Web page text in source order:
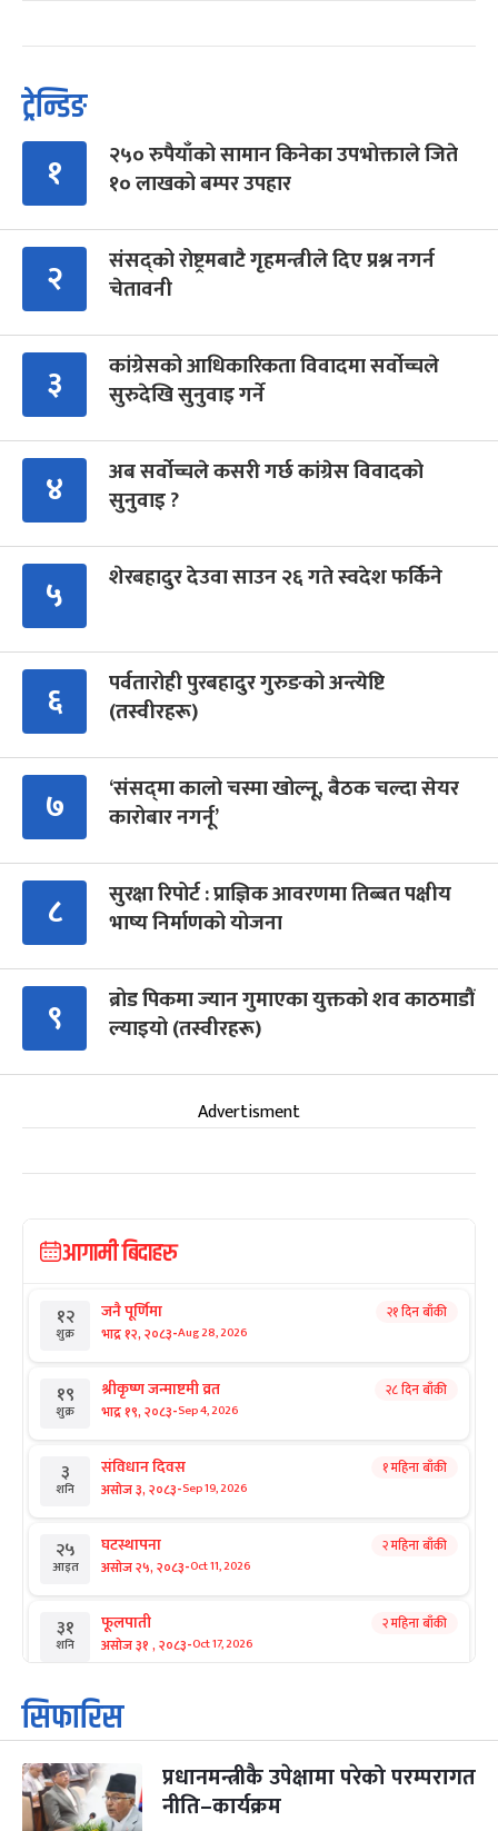
ट्रेन्डिङ
१
२५० रुपैयाँको सामान किनेका उपभोक्ताले जिते
१० लाखको बम्पर उपहार
२
संसद्को रोष्ट्रमबाटै गृहमन्त्रीले दिए प्रश्न नगर्न
चेतावनी
३
कांग्रेसको आधिकारिकता विवादमा सर्वोच्चले
सुरुदेखि सुनुवाइ गर्ने
४
अब सर्वोच्चले कसरी गर्छ कांग्रेस विवादको
सुनुवाइ ?
५ शेरबहादुर देउवा साउन २६ गते स्वदेश फर्किने
६
पर्वतारोही पुरबहादुर गुरुङको अन्त्येष्टि
(तस्वीरहरू)
७
‘संसद्‍मा कालो चस्मा खोल्नू, बैठक चल्दा सेयर
कारोबार नगर्नू’
८
सुरक्षा रिपोर्ट : प्राज्ञिक आवरणमा तिब्बत पक्षीय
भाष्य निर्माणको योजना
९
ब्रोड पिकमा ज्यान गुमाएका युक्तको शव काठमाडौं
ल्याइयो (तस्वीरहरू)
Advertisment
आगामी बिदाहरु
१२
शुक्र
जनै पूर्णिमा
भाद्र १२, २०८३-Aug 28, 2026
२१ दिन बाँकी
१९
शुक्र
श्रीकृष्ण जन्माष्टमी व्रत
भाद्र १९, २०८३-Sep 4, 2026
२८ दिन बाँकी
३
शनि
संविधान दिवस
असोज ३, २०८३-Sep 19, 2026
१ महिना बाँकी
२५
आइत
घटस्थापना
असोज २५, २०८३-Oct 11, 2026
२ महिना बाँकी
३१
शनि
फूलपाती
असोज ३१ , २०८३-Oct 17, 2026
२ महिना बाँकी
१
आइत
कार्तिक सङ्क्रान्ति
कार्तिक १, २०८३
३
मंगल
महानवमी
कार्तिक ३, २०८३-Oct 20, 2026
२ महिना बाँकी
सिफारिस
प्रधानमन्त्रीकै उपेक्षामा परेको परम्परागत
नीति–कार्यक्रम